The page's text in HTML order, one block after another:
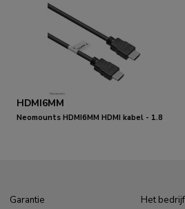
HDMI6MM
Neomounts HDMI6MM HDMI kabel - 1.8
Garantie
Het bedrijf